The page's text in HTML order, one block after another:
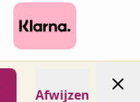
Afwijzen